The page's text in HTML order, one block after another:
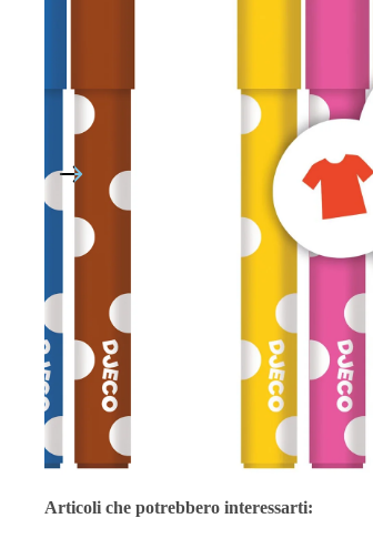
Articoli che potrebbero interessarti: